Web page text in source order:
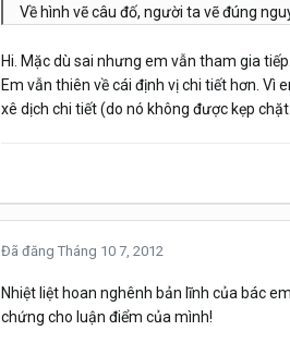
Về hình vẽ câu đố, người ta vẽ đúng
Hi. Mặc dù sai nhưng em vẫn tham gia tiếp.
Em vẫn thiên về cái định vị chi tiết hơn.
xê dịch chi tiết (do nó không được kẹp
Đã đăng Tháng 10 7, 2012
Nhiệt liệt hoan nghênh bản lĩnh của bác
chứng cho luận điểm của mình!